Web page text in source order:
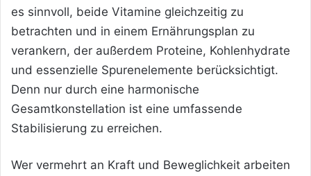
es sinnvoll, beide Vitamine gleichzeitig zu
betrachten und in einem Ernährungsplan zu
verankern, der außerdem Proteine, Kohlenhydrate
und essenzielle Spurenelemente berücksichtigt.
Denn nur durch eine harmonische
Gesamtkonstellation ist eine umfassende
Stabilisierung zu erreichen.
Wer vermehrt an Kraft und Beweglichkeit arbeiten